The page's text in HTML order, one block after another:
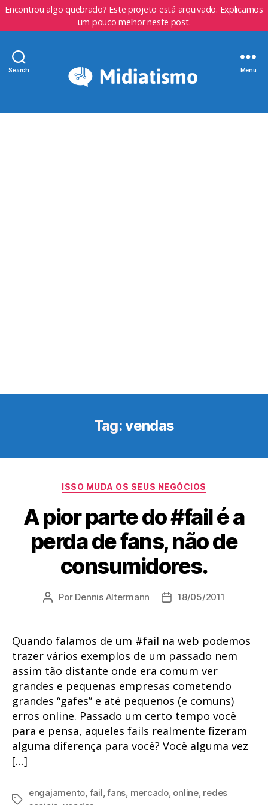
Encontrou algo quebrado? Este projeto está arquivado. Explicamos
um pouco melhorneste post.
Search Menu
Tag:vendas
Categorias
ISSO MUDA OS SEUS NEGÓCIOS
A pior parte do #fail é a
perda de fans, não de
consumidores.
Autor
Por Dennis Altermann
Data18/05/2011
Quando falamos de um #fail na web podemos
trazer vários exemplos de um passado nem
assim tão distante onde era comum ver
grandes e pequenas empresas cometendo
grandes “gafes” e até pequenos (e comuns)
erros online. Passado um certo tempo você
para e pensa, aqueles fails realmente fizeram
alguma diferença para você? Você alguma vez
[…]
Tags
engajamento, fail,fans, mercado, online, redes